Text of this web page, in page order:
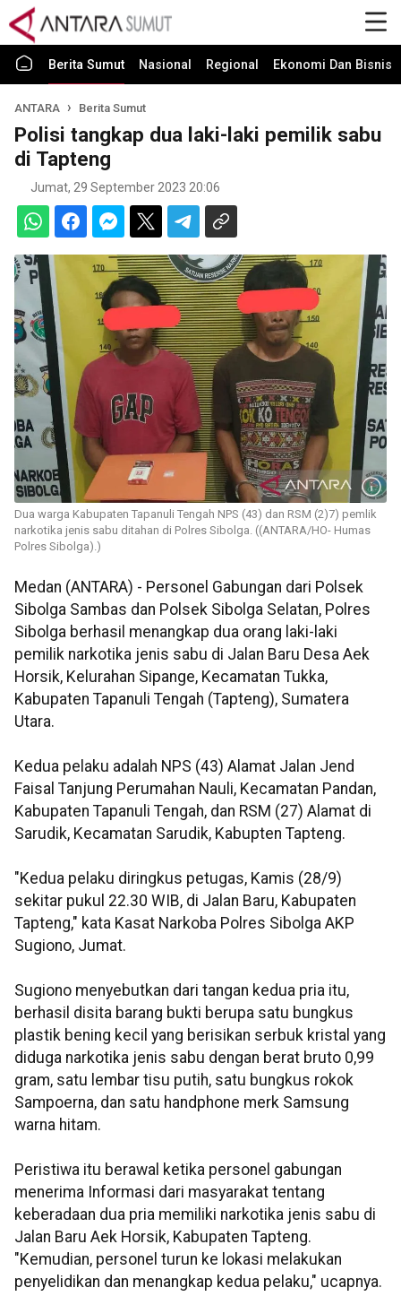
Berita Sumut Nasional Regional Ekonomi Dan Bisnis
ANTARA Berita Sumut
Polisi tangkap dua laki-laki pemilik sabu
di Tapteng
Jumat, 29 September 2023 20:06
Dua warga Kabupaten Tapanuli Tengah NPS (43) dan RSM (2)7) pemlik
narkotika jenis sabu ditahan di Polres Sibolga. ((ANTARA/HO- Humas
Polres Sibolga).)
Medan (ANTARA) - Personel Gabungan dari Polsek
Sibolga Sambas dan Polsek Sibolga Selatan, Polres
Sibolga berhasil menangkap dua orang laki-laki
pemilik narkotika jenis sabu di Jalan Baru Desa Aek
Horsik, Kelurahan Sipange, Kecamatan Tukka,
Kabupaten Tapanuli Tengah (Tapteng), Sumatera
Utara.
Kedua pelaku adalah NPS (43) Alamat Jalan Jend
Faisal Tanjung Perumahan Nauli, Kecamatan Pandan,
Kabupaten Tapanuli Tengah, dan RSM (27) Alamat di
Sarudik, Kecamatan Sarudik, Kabupten Tapteng.
"Kedua pelaku diringkus petugas, Kamis (28/9)
sekitar pukul 22.30 WIB, di Jalan Baru, Kabupaten
Tapteng," kata Kasat Narkoba Polres Sibolga AKP
Sugiono, Jumat.
Sugiono menyebutkan dari tangan kedua pria itu,
berhasil disita barang bukti berupa satu bungkus
plastik bening kecil yang berisikan serbuk kristal yang
diduga narkotika jenis sabu dengan berat bruto 0,99
gram, satu lembar tisu putih, satu bungkus rokok
Sampoerna, dan satu handphone merk Samsung
warna hitam.
Peristiwa itu berawal ketika personel gabungan
menerima Informasi dari masyarakat tentang
keberadaan dua pria memiliki narkotika jenis sabu di
Jalan Baru Aek Horsik, Kabupaten Tapteng.
"Kemudian, personel turun ke lokasi melakukan
penyelidikan dan menangkap kedua pelaku," ucapnya.